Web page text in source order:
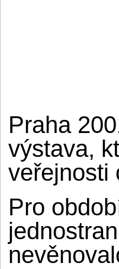
Praha
výstava,
veřejnosti
Pro